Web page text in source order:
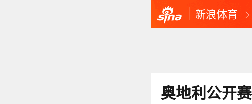
新浪体育
奥地利公开